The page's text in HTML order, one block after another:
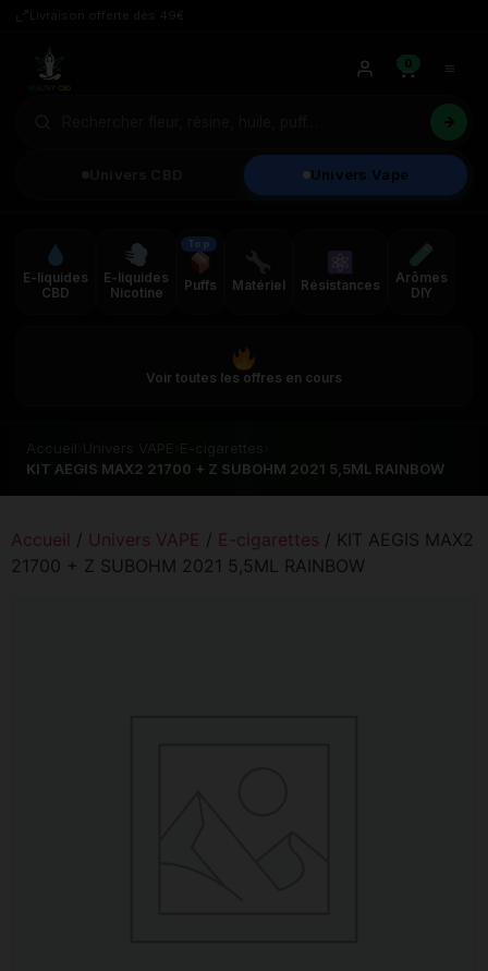
Univers Vape
0
E-liquides
CBD
E-liquides
Nicotine
Top
Puffs Matériel Résistances
Arômes
DIY
Voir toutes les offres en cours
KIT AEGIS MAX2 21700 + Z SUBOHM 2021 5,5ML RAINBOW
Accueil / Univers VAPE / E-cigarettes / KIT AEGIS MAX2
21700 + Z SUBOHM 2021 5,5ML RAINBOW